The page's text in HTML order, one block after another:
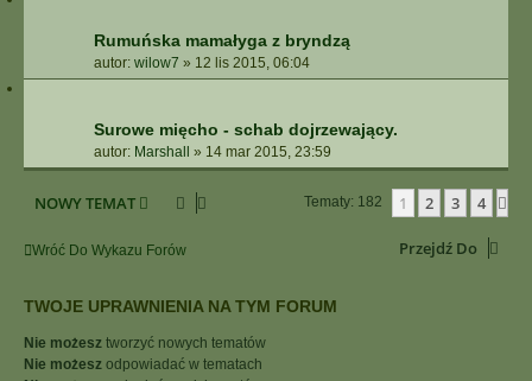
Rumuńska mamałyga z bryndzą
autor: wilow7 » 12 lis 2015, 06:04
Surowe mięcho - schab dojrzewający.
autor: Marshall » 14 mar 2015, 23:59
NOWY TEMAT Tematy: 182 1 2 3 4
Wróć Do Wykazu Forów Przejdź Do
TWOJE UPRAWNIENIA NA TYM FORUM
Nie możesz tworzyć nowych tematów
Nie możesz odpowiadać w tematach